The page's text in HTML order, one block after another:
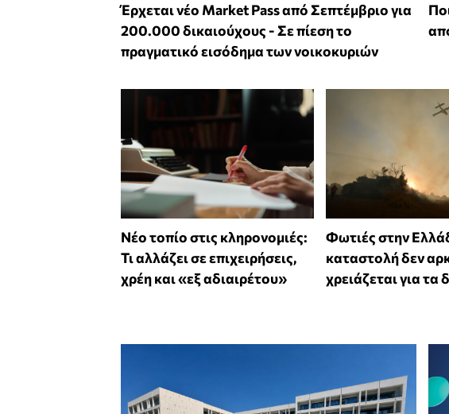
Έρχεται νέο Market Pass από Σεπτέμβριο για
200.000 δικαιούχους - Σε πίεση το
πραγματικό εισόδημα των νοικοκυριών
Νέο τοπίο στις κληρονομιές:
Τι αλλάζει σε επιχειρήσεις,
χρέη και «εξ αδιαιρέτου»
Φωτιές στην
καταστολή δεν
χρειάζεται για τα